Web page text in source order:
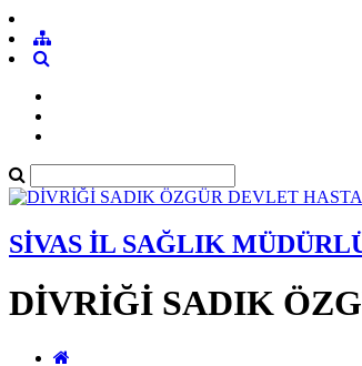
SİVAS İL SAĞLIK
DİVRİĞİ SADIK